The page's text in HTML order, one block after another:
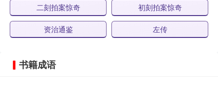
二刻拍案惊奇 初刻拍案惊奇
资治通鉴 左传
书籍成语